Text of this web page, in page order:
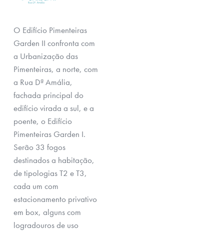
O Edifício Pimenteiras
Garden II confronta com
a Urbanização das
Pimenteiras, a norte, com
a Rua Dª Amália,
fachada principal do
edifício virada a sul, e a
poente, o Edifício
Pimenteiras Garden I.
Serão 33 fogos
destinados a habitação,
de tipologias T2 e T3,
cada um com
estacionamento privativo
em box, alguns com
logradouros de uso